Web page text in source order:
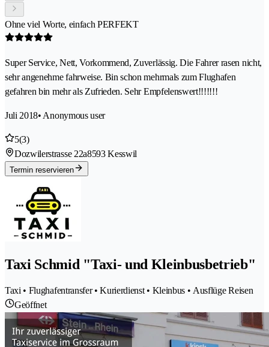
Ohne viel Worte, einfach PERFEKT
Super Service, Nett, Vorkommend, Zuverlässig. Die Fahrer rasen nicht,
sehr angenehme fahrweise. Bin schon mehrmals zum Flughafen
gefahren bin mehr als Zufrieden. Sehr Empfelenswert!!!!!!!
Juli 2018• Anonymous user
5(3)
Dozwilerstrasse 22a8593 Kesswil
Termin reservieren
Taxi Schmid "Taxi- und Kleinbusbetrieb"
Taxi • Flughafentransfer • Kurierdienst • Kleinbus • Ausflüge Reisen
Geöffnet